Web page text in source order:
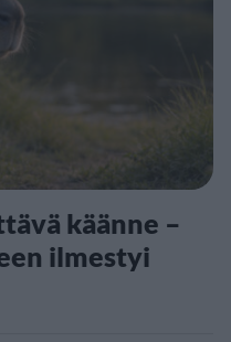
käänne –
ilmestyi